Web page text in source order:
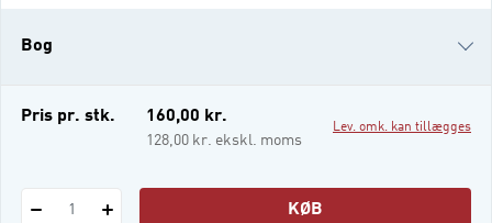
Bog
e-bog (epub3)
Pris pr. stk. 160,00 kr.
128,00 kr. ekskl. moms
Lev. omk. kan tillægges
1 KØB